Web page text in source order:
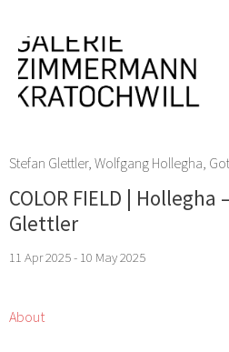
Stefan Glettler, Wolfgang Hollegha
COLOR FIELD | Hollegha
Glettler
11 Apr 2025 - 10 May 2025
About